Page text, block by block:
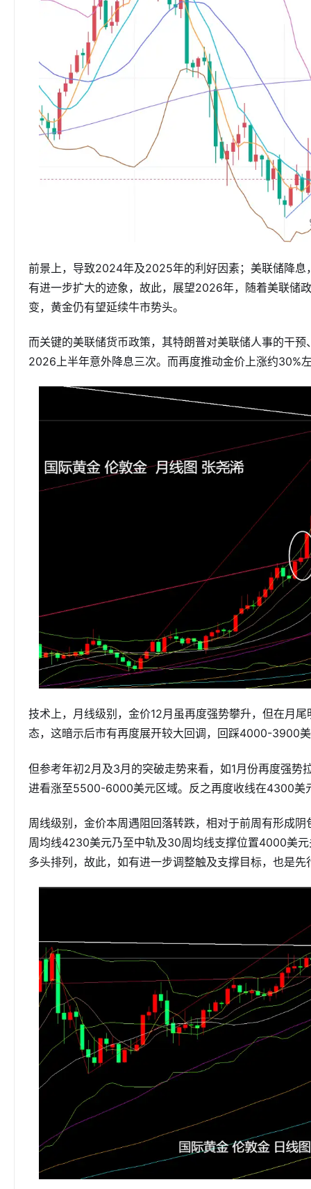
前景上，导致2024年及2025年的利好因素；美联储降
有进一步扩大的迹象，故此，展望2026年，随着美联储
变，黄金仍有望延续牛市势头。
而关键的美联储货币政策，其特朗普对美联储人事的干
2026上半年意外降息三次。而再度推动金价上涨约30%
技术上，月线级别，金价12月虽再度强势攀升，但在月
态，这暗示后市有再度展开较大回调，回踩4000-3900
但参考年初2月及3月的突破走势来看，如1月份再度强
进看涨至5500-6000美元区域。反之再度收线在4300美
周线级别，金价本周遇阻回落转跌，相对于前周有形成
周均线4230美元乃至中轨及30周均线支撑位置4000美
多头排列，故此，如有进一步调整触及支撑目标，也是先